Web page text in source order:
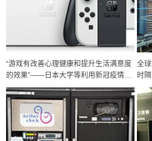
“游戏有改善心理健康和提升生活满意度
的效果”——日本大学等利用新冠疫情开
展研究
全
时